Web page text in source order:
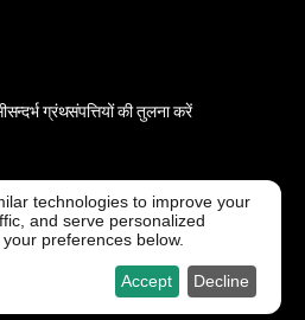
सन्दर्भ ग्रंथसंपत्तियों की तुलना करें
@ Freedx 2026
technologies to improve your
and serve personalized
preferences below.
Decline
Accept